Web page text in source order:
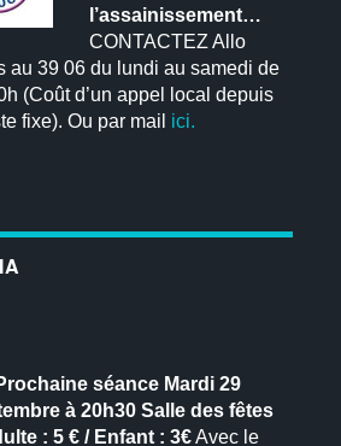
l’assainissement…
CONTACTEZ Allo
au 39 06 du lundi au samedi de
(Coût d’un appel local depuis
fixe). Ou par mail ici.
séance Mardi 29
à 20h30 Salle des fêtes
: 5 € / Enfant : 3€Avec le